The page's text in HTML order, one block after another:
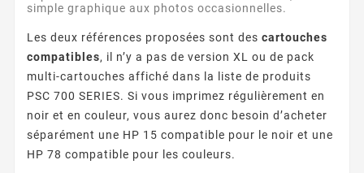
simple graphique aux photos occasionnelles.
Les deux références proposées sont des cartouches
compatibles, il n’y a pas de version XL ou de pack
multi-cartouches affiché dans la liste de produits
PSC 700 SERIES. Si vous imprimez régulièrement en
noir et en couleur, vous aurez donc besoin d’acheter
séparément une HP 15 compatible pour le noir et une
HP 78 compatible pour les couleurs.